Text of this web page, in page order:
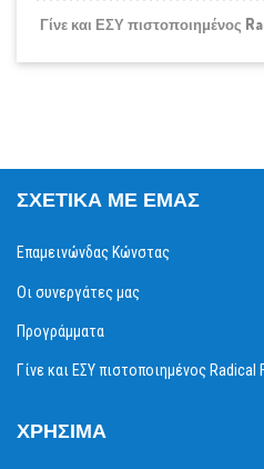
Γίνε και ΕΣΥ πιστοποιημένος
ΣΧΕΤΙΚΆ ΜΕ ΕΜΆΣ
Επαμεινώνδας Κώνστας
Οι συνεργάτες μας
Προγράμματα
Γίνε και ΕΣΥ πιστοποιημένος Radical
ΧΡΉΣΙΜΑ